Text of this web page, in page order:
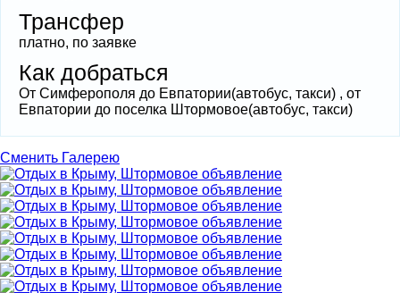
Трансфер
платно, по заявке
Как добраться
От Симферополя до Евпатории(автобус, такси) , от
Евпатории до поселка Штормовое(автобус, такси)
Сменить Галерею